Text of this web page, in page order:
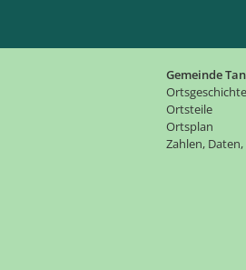
Gemeinde
Ortsgeschichte
Ortsteile
Ortsplan
Zahlen,